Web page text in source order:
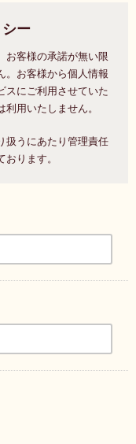
ー
お客様の承諾が無い限
お客様から個人情報
スにご利用させていた
利用いたしません。
扱うにあたり管理責任
ります。